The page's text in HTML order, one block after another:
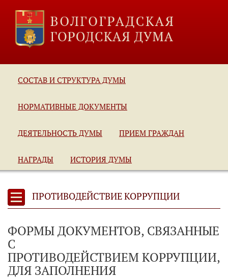
СОСТАВ И СТРУКТУРА ДУМЫ
НОРМАТИВНЫЕ ДОКУМЕНТЫ
ДЕЯТЕЛЬНОСТЬ ДУМЫ ПРИЕМ ГРАЖДАН
НАГРАДЫ ИСТОРИЯ ДУМЫ
ПРОТИВОДЕЙСТВИЕ КОРРУПЦИИ
ФОРМЫ ДОКУМЕНТОВ, СВЯЗАННЫЕ
С
ПРОТИВОДЕЙСТВИЕМ КОРРУПЦИИ,
ДЛЯ ЗАПОЛНЕНИЯ